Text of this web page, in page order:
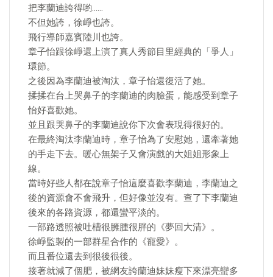
把李蘭迪誇得喲……
不但她誇，徐崢也誇。
飛行導師嘉賓陸川也誇。
章子怡跟徐崢還上演了真人秀節目里經典的「爭人」
環節。
之後因為李蘭迪被淘汰，章子怡還復活了她。
揉揉在台上哭鼻子的李蘭迪的肉臉蛋，能感受到章子
怡好喜歡她。
並且跟哭鼻子的李蘭迪說你下次會表現得很好的。
在最終淘汰李蘭迪時，章子怡為了安慰她，還牽著她
的手走下去。暖心無架子又會演戲的大姐姐形象上
線。
當時好些人都在說章子怡這麼喜歡李蘭迪，李蘭迪之
後的資源會不會飛升，但好像並沒有。查了下李蘭迪
後來的各路資源，都還蠻平淡的。
一部路透照被吐槽很臃腫很胖的《夢回大清》。
徐崢監製的一部群星合作的《寵愛》。
而且番位還去到很後很後。
接著就減了個肥，被網友誇蘭迪妹妹瘦下來漂亮蠻多